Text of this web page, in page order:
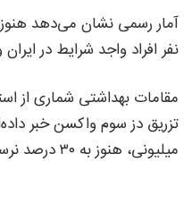
آمار رسمی نشان می‌دهد
نفر افراد واجد شرایط در
مقامات بهداشتی شماری از
میلیونی، هنوز به ۳۰ درصد نرسیده است.